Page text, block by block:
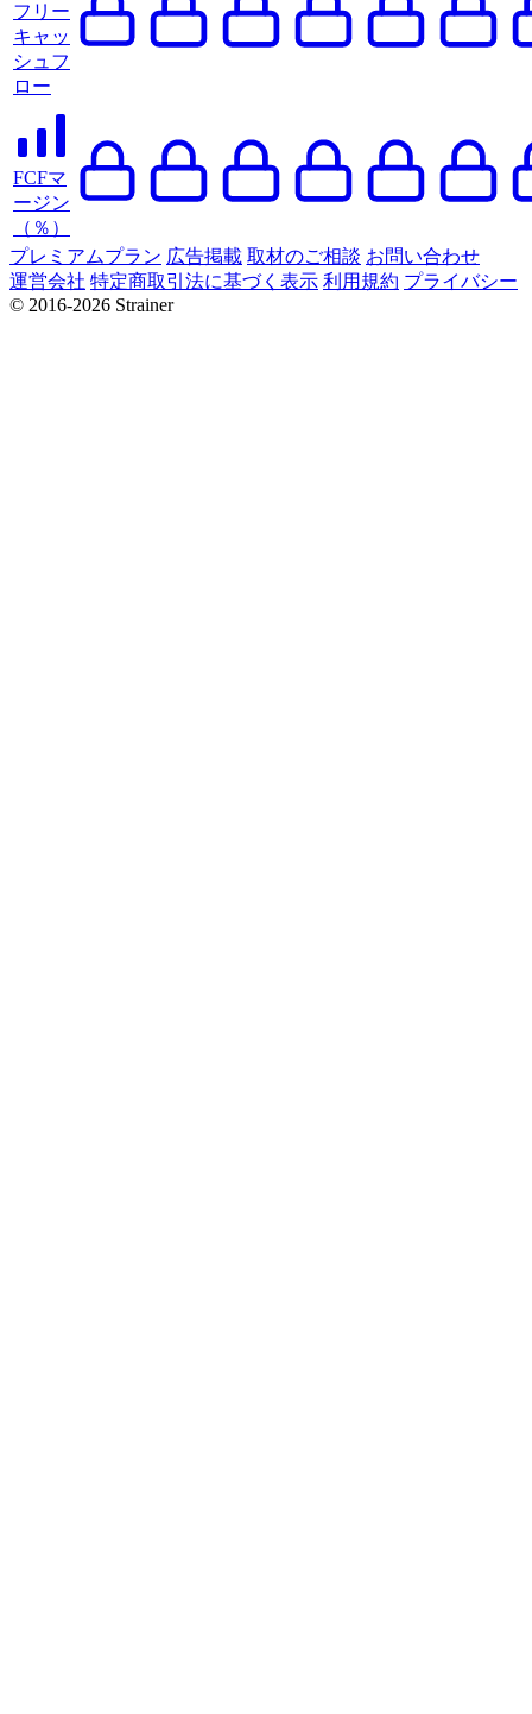
フリー
キャッ
シュフ
ロー
FCFマ
ージン
（％）
プレミアムプラン 広告掲載 取材のご相談 お問い合わせ
運営会社 特定商取引法に基づく表示 利用規約 プライバシー
© 2016-2026 Strainer